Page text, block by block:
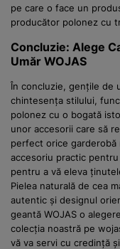
pe care o face un
producător polonez cu
Concluzie: Alege
Umăr WOJAS
În concluzie, gențile de
chintesența stilului,
polonez cu o bogată
unor accesorii care să
perfect orice garderobă
accesoriu practic
pentru a vă eleva
Pielea naturală de cea
autentic și designul
geantă WOJAS o
colecția noastră pe
vă va servi cu credință